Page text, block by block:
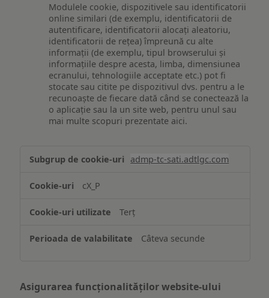
Modulele cookie, dispozitivele sau identificatorii
online similari (de exemplu, identificatorii de
autentificare, identificatorii alocați aleatoriu,
identificatorii de rețea) împreună cu alte
informații (de exemplu, tipul browserului și
informațiile despre acesta, limba, dimensiunea
ecranului, tehnologiile acceptate etc.) pot fi
stocate sau citite pe dispozitivul dvs. pentru a le
recunoaște de fiecare dată când se conectează la
o aplicație sau la un site web, pentru unul sau
mai multe scopuri prezentate aici.
și/sau
informațiilor
pe
dispozitiv
admp-tc-sati.adtlgc.com
cX_P
Terț
Câteva secunde
Asigurarea funcționalităților website-ului